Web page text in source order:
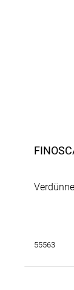
mittels
dessen
55563